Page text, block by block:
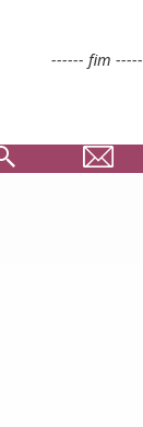
------ fim -----